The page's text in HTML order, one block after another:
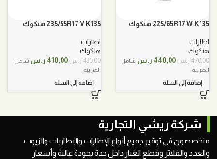
225/65R17 W K135 هنكوك
اطارات
هنكوك
470,00ر.س السعر
470,00 ر.س.
440,00 ر.س السعر
شامل
الضريبة
إضافة إلى السلة
235/55R17 V K135 هنكوك
اطارات
هنكوك
430,00ر.س السعر
430,00 ر.س.
410,00 ر.س السعر
شامل
الضريبة
إضافة إلى السلة
شركة ريشي التجارية
متخصصون في توفير جميع أنواع الإطارات والبطاريات والزيوت
والعدد والفلاتر وقطع الغيار داخل جدة بجودة عالية وأسعار